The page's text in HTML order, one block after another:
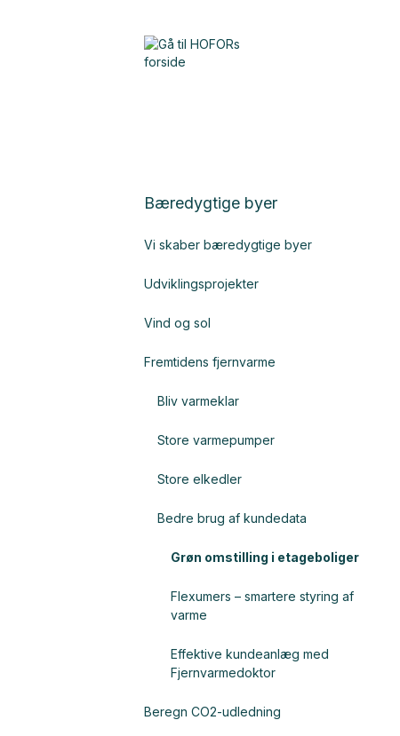
Bæredygtige byer
Vi skaber bæredygtige byer
Udviklingsprojekter
Vind og sol
Fremtidens fjernvarme
Bliv varmeklar
Store varmepumper
Store elkedler
Bedre brug af kundedata
Grøn omstilling i etageboliger
Flexumers – smartere styring af
varme
Effektive kundeanlæg med
Fjernvarmedoktor
Beregn CO2-udledning